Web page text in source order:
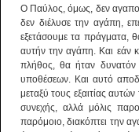
Ο Παύλος, όμως, δεν
δεν διέλυσε την αγάπη,
εξετάσουμε τα πράγματα,
αυτήν την αγάπη. Και εάν
πλήθος, θα ήταν δυνατόν
υποθέσεων. Και αυτό
μεταξύ τους εξαιτίας
συνεχής, αλλά μόλις
παρόμοιο, διακόπτει την